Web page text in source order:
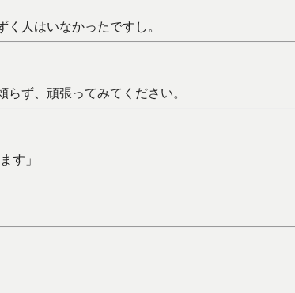
人はいなかったですし。
ず、頑張ってみてください。
す」